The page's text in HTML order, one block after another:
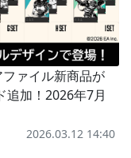
ァイル新商品が
追加！2026年7月
2026.03.12 14:40